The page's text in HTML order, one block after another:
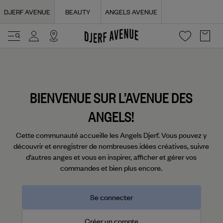
DJERF AVENUE BEAUTY ANGELS AVENUE
BIENVENUE SUR L’AVENUE DES
ANGELS!
Cette communauté accueille les Angels Djerf. Vous pouvez y
découvrir et enregistrer de nombreuses idées créatives, suivre
d’autres anges et vous en inspirer, afficher et gérer vos
commandes et bien plus encore.
Se connecter
Créer un compte